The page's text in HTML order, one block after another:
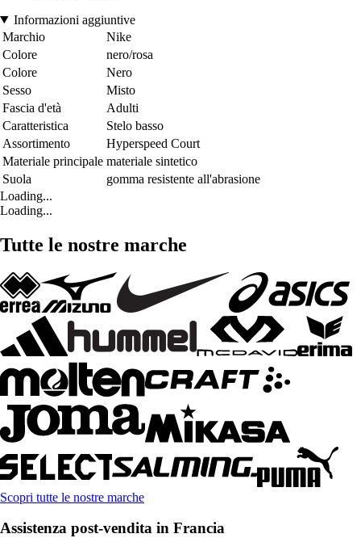
Informazioni aggiuntive
Marchio
Nike
Colore
nero/rosa
Colore
Nero
Sesso
Misto
Fascia d'età
Adulti
Caratteristica
Stelo basso
Assortimento
Hyperspeed Court
Materiale principale materiale sintetico
Suola
gomma resistente all'abrasione
Loading...
Loading...
Tutte le nostre marche
Scopri tutte le nostre marche
Assistenza post-vendita in Francia